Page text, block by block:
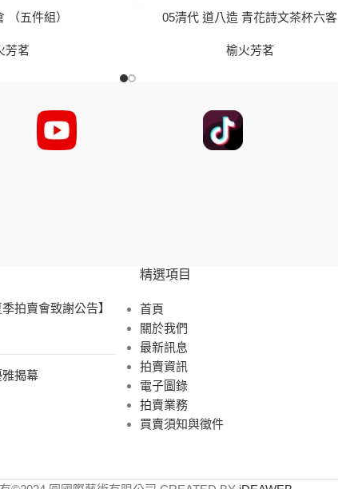
（五件組）
芳茗
05清代 道八造 青花詩文茶杯六客
榆火芳茗
拍賣會致謝公告】
雅揭幕
精選項目
首頁
關於我們
最新訊息
拍賣資訊
電子圖錄
拍賣業務
買賣須知與徵件